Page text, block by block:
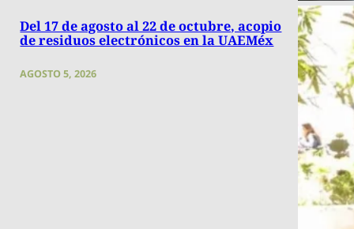
Del 17 de agosto al 22 de octubre, acopio
de residuos electrónicos en la UAEMéx
AGOSTO 5, 2026